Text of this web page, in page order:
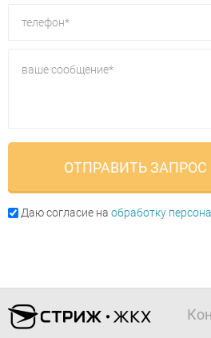
Даю согласие на обработку